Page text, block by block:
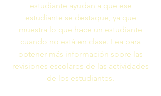
estudiante ayudan a que ese
estudiante se destaque, ya que
muestra lo que hace un estudiante
cuando no está en clase. Lea para
obtener más información sobre las
revisiones escolares de las actividades
de los estudiantes.